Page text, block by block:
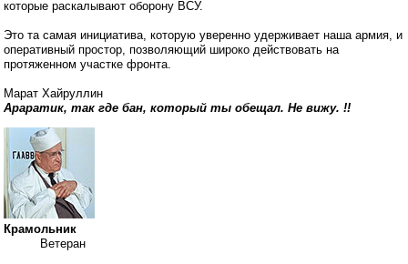
которые раскалывают оборону ВСУ.
Это та самая инициатива, которую уверенно удерживает наша армия, и
оперативный простор, позволяющий широко действовать на
протяженном участке фронта.
Марат Хайруллин
Араратик, так где бан, который ты обещал. Не вижу. !!
Крамольник
Ветеран